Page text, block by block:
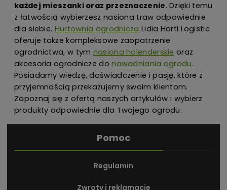
każdej mieszanki oraz przeznaczenie. Dzięki temu
z łatwością wybierzesz nasiona traw odpowiednie
dla siebie. Hurtownia ogrodnicza Lidia Horti Logistic
oferuje także kompleksowe zaopatrzenie
ogrodnictwa, w tym nasiona holenderskie oraz
akcesoria ogrodnicze donawadniania ogrodu.
Posiadamy wiedzę, doświadczenie i pasję, które z
przyjemnością przekazujemy swoim klientom.
Zapoznaj się z ofertą naszych artykułów i wybierz
produkty odpowiednie dla Twojego ogrodu.
Pomoc
Regulamin
Zwroty i reklamacje